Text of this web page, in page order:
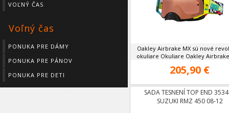
VOĽNÝ ČAS
Voľný čas
PONUKA PRE DÁMY
PONUKA PRE PÁNOV
PONUKA PRE DETI
Oakley Airbrake MX sú nové
okuliare Okuliare Oakley
205,90 €
SADA TESNENÍ TOP END
SUZUKI RMZ 450 08-12